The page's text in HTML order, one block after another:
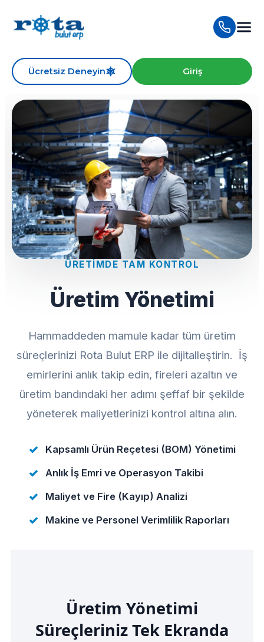
Ücretsiz Deneyin Giriş
ÜRETIMDE TAM KONTROL
Üretim Yönetimi
Hammaddeden mamule kadar tüm üretim
süreçlerinizi Rota Bulut ERP ile dijitalleştirin. İş
emirlerini anlık takip edin, fireleri azaltın ve
üretim bandındaki her adımı şeffaf bir şekilde
yöneterek maliyetlerinizi kontrol altına alın.
Kapsamlı Ürün Reçetesi (BOM) Yönetimi
Anlık İş Emri ve Operasyon Takibi
Maliyet ve Fire (Kayıp) Analizi
Makine ve Personel Verimlilik Raporları
Üretim Yönetimi
Süreçleriniz Tek Ekranda